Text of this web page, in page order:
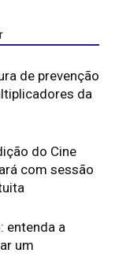
de prevenção
da
do Cine
com sessão
entenda a
um